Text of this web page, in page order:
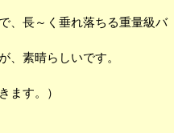
、長～く垂れ落ちる重量級バ
、素晴らしいです。
ます。）